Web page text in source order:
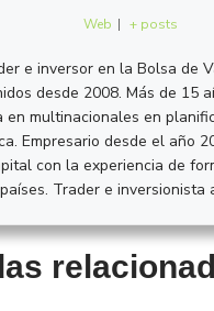
Web | + posts
e inversor en la Bolsa de
desde 2008. Más de 15
en multinacionales en
Empresario desde el año
con la experiencia de
Trader e inversionista